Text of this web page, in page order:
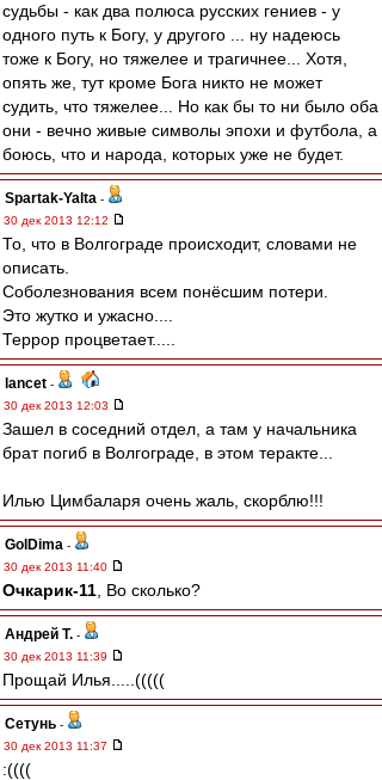
судьбы - как два полюса русских гениев - у
одного путь к Богу, у другого ... ну надеюсь
тоже к Богу, но тяжелее и трагичнее... Хотя,
опять же, тут кроме Бога никто не может
судить, что тяжелее... Но как бы то ни было оба
они - вечно живые символы эпохи и футбола, а
боюсь, что и народа, которых уже не будет.
Spartak-Yalta -
30 дек 2013 12:12
То, что в Волгограде происходит, словами не
описать.
Соболезнования всем понёсшим потери.
Это жутко и ужасно....
Террор процветает.....
lancet -
30 дек 2013 12:03
Зашел в соседний отдел, а там у начальника
брат погиб в Волгограде, в этом теракте...
Илью Цимбаларя очень жаль, скорблю!!!
GolDima -
30 дек 2013 11:40
Очкарик-11 , Во сколько?
Андрей Т. -
30 дек 2013 11:39
Прощай Илья.....(((((
Сетунь -
30 дек 2013 11:37
:((((